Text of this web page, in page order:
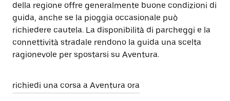
della regione offre generalmente buone condizioni di
guida, anche se la pioggia occasionale può
richiedere cautela. La disponibilità di parcheggi e la
connettività stradale rendono la guida una scelta
ragionevole per spostarsi su Aventura.
richiedi una corsa a Aventura ora